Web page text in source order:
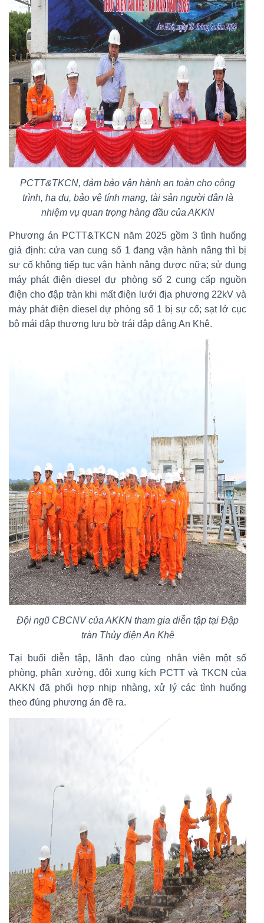
PCTT&TKCN, đảm bảo vận hành an toàn cho công
trình, hạ du, bảo vệ tính mạng, tài sản người dân là
nhiệm vụ quan trọng hàng đầu của AKKN
Phương án PCTT&TKCN năm 2025 gồm 3 tình huống
giả định: cửa van cung số 1 đang vận hành nâng thì bị
sự cố không tiếp tục vận hành nâng được nữa; sử dụng
máy phát điện diesel dự phòng số 2 cung cấp nguồn
điện cho đập tràn khi mất điện lưới địa phương 22kV và
máy phát điện diesel dự phòng số 1 bị sự cố; sạt lở cục
bộ mái đập thượng lưu bờ trái đập dâng An Khê.
Đội ngũ CBCNV của AKKN tham gia diễn tập tại Đập
tràn Thủy điện An Khê
Tại buổi diễn tập, lãnh đạo cùng nhân viên một số
phòng, phân xưởng, đội xung kích PCTT và TKCN của
AKKN đã phối hợp nhịp nhàng, xử lý các tình huống
theo đúng phương án đề ra.